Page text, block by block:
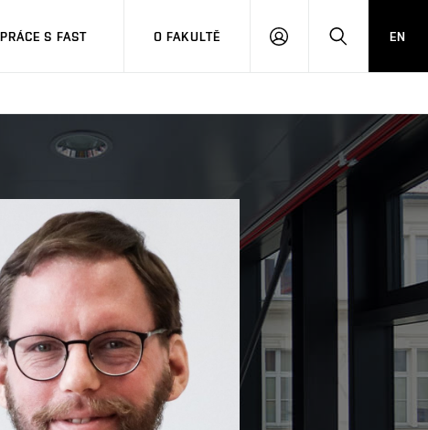
S FAST O FAKULTĚ
PŘIHLÁSITHLEDAT
EN